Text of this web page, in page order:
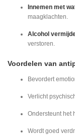
Innemen met
maagklachten.
Alcohol
verstoren.
Voordelen van
Bevordert
Verlicht
Ondersteunt het
Wordt goed